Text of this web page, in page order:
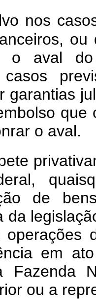
nos
o aval
garantias
que
o aval.
de
da
operações
em
Fazenda
ou a